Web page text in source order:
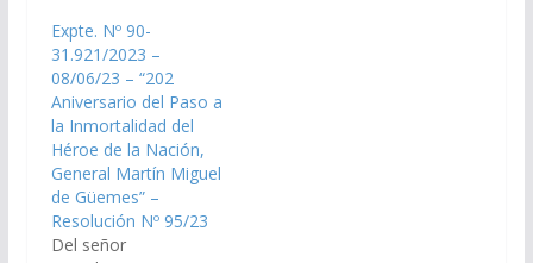
Inmortalidad del Héroe
de la Nación, Gral. Don
Martin Miguel de
Güemes”, a llevarse a
cabo el día 17 de junio
del corriente…
Expte. Nº 90-
31.921/2023 –
08/06/23 – “202
Aniversario del Paso a
la Inmortalidad del
Héroe de la Nación,
General Martín Miguel
de Güemes” –
Resolución Nº 95/23
Del señor